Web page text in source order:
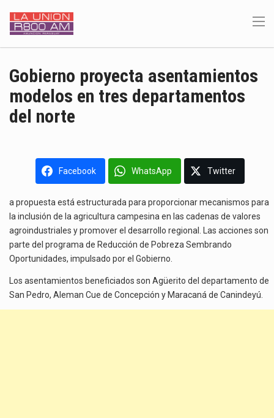
Gobierno proyecta asentamientos
modelos en tres departamentos
del norte
Facebook WhatsApp Twitter
a propuesta está estructurada para proporcionar mecanismos para
la inclusión de la agricultura campesina en las cadenas de valores
agroindustriales y promover el desarrollo regional. Las acciones son
parte del programa de Reducción de Pobreza Sembrando
Oportunidades, impulsado por el Gobierno.
Los asentamientos beneficiados son Agüerito del departamento de
San Pedro, Aleman Cue de Concepción y Maracaná de Canindeyú.